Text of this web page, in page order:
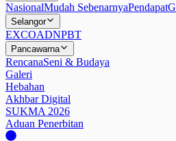
NasionalMudah SebenarnyaPendapat
Selangor
EXCOADNPBT
Pancawarna
RencanaSeni & Budaya
Galeri
Hebahan
Akhbar Digital
SUKMA 2026
Aduan Penerbitan